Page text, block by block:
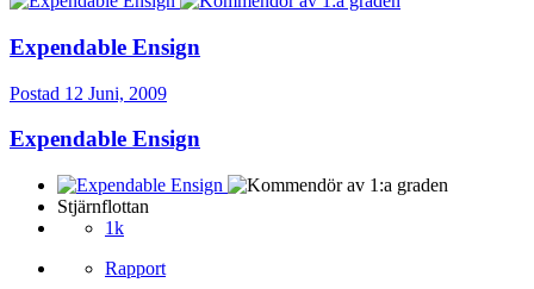
Expendable Ensign
Postad 12 Juni, 2009
Expendable Ensign
Stjärnflottan
1k
Rapport